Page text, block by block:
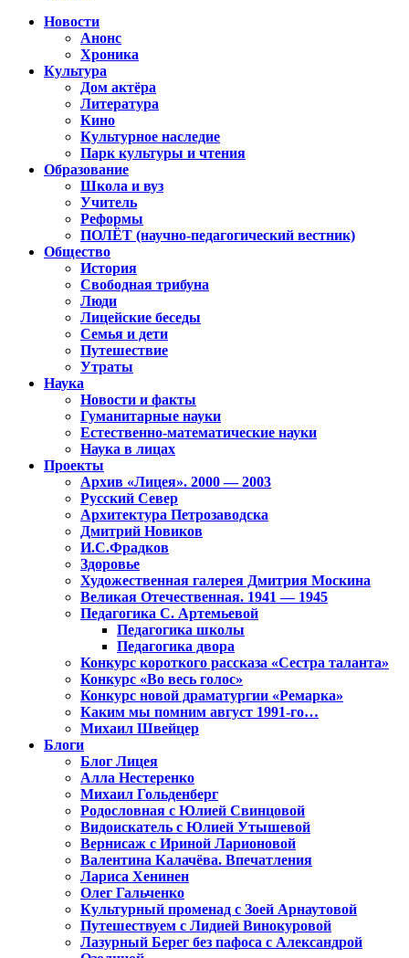
Новости
Анонс
Хроника
Культура
Дом актёра
Литература
Кино
Культурное наследие
Парк культуры и чтения
Образование
Школа и вуз
Учитель
Реформы
ПОЛЁТ (научно-педагогический вестник)
Общество
История
Свободная трибуна
Люди
Лицейские беседы
Семья и дети
Путешествие
Утраты
Наука
Новости и факты
Гуманитарные науки
Естественно-математические науки
Наука в лицах
Проекты
Архив «Лицея». 2000 — 2003
Русский Север
Архитектура Петрозаводска
Дмитрий Новиков
И.С.Фрадков
Здоровье
Художественная галерея Дмитрия Москина
Великая Отечественная. 1941 — 1945
Педагогика С. Артемьевой
Педагогика школы
Педагогика двора
Конкурс короткого рассказа «Сестра таланта»
Конкурс «Во весь голос»
Конкурс новой драматургии «Ремарка»
Каким мы помним август 1991-го…
Михаил Швейцер
Блоги
Блог Лицея
Алла Нестеренко
Михаил Гольденберг
Родословная с Юлией Свинцовой
Видоискатель с Юлией Утышевой
Вернисаж с Ириной Ларионовой
Валентина Калачёва. Впечатления
Лариса Хенинен
Олег Гальченко
Культурный променад с Зоей Арнаутовой
Путешествуем с Лидией Винокуровой
Лазурный Берег без пафоса с Александрой